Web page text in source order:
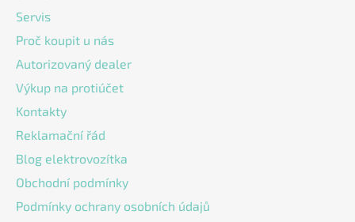
Servis
Proč koupit u nás
Autorizovaný dealer
Výkup na protiúčet
Kontakty
Reklamační řád
Blog elektrovozítka
Obchodní podmínky
Podmínky ochrany osobních údajů